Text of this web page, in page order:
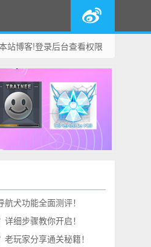
站博客!登录后台查看权限
犬功能全面测评！
细步骤教你开启！
玩家分享通关秘籍！